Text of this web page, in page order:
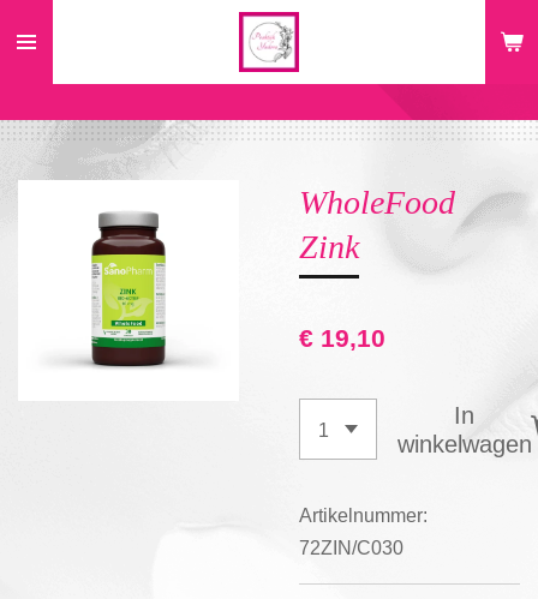
de
hoofdinhoud
WholeFood
Zink
€ 19,10
In
winkelwagen
Artikelnummer:
72ZIN/C030